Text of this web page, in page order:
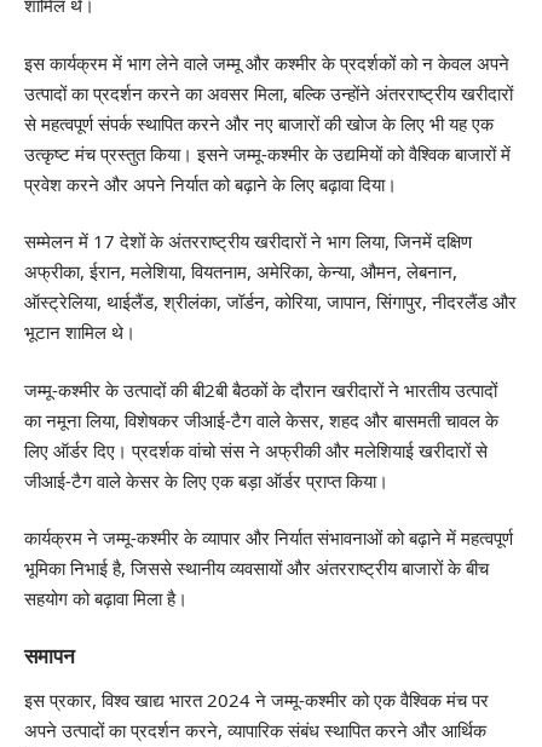
शामिल थे।
इस कार्यक्रम में भाग लेने वाले जम्मू और कश्मीर के प्रदर्शकों को न केवल अपने
उत्पादों का प्रदर्शन करने का अवसर मिला, बल्कि उन्होंने अंतरराष्ट्रीय खरीदारों
से महत्वपूर्ण संपर्क स्थापित करने और नए बाजारों की खोज के लिए भी यह एक
उत्कृष्ट मंच प्रस्तुत किया। इसने जम्मू-कश्मीर के उद्यमियों को वैश्विक बाजारों में
प्रवेश करने और अपने निर्यात को बढ़ाने के लिए बढ़ावा दिया।
सम्मेलन में 17 देशों के अंतरराष्ट्रीय खरीदारों ने भाग लिया, जिनमें दक्षिण
अफ्रीका, ईरान, मलेशिया, वियतनाम, अमेरिका, केन्या, औमन, लेबनान,
ऑस्ट्रेलिया, थाईलैंड, श्रीलंका, जॉर्डन, कोरिया, जापान, सिंगापुर, नीदरलैंड और
भूटान शामिल थे।
जम्मू-कश्मीर के उत्पादों की बी2बी बैठकों के दौरान खरीदारों ने भारतीय उत्पादों
का नमूना लिया, विशेषकर जीआई-टैग वाले केसर, शहद और बासमती चावल के
लिए ऑर्डर दिए। प्रदर्शक वांचो संस ने अफ्रीकी और मलेशियाई खरीदारों से
जीआई-टैग वाले केसर के लिए एक बड़ा ऑर्डर प्राप्त किया।
कार्यक्रम ने जम्मू-कश्मीर के व्यापार और निर्यात संभावनाओं को बढ़ाने में महत्वपूर्ण
भूमिका निभाई है, जिससे स्थानीय व्यवसायों और अंतरराष्ट्रीय बाजारों के बीच
सहयोग को बढ़ावा मिला है।
समापन
इस प्रकार, विश्व खाद्य भारत 2024 ने जम्मू-कश्मीर को एक वैश्विक मंच पर
अपने उत्पादों का प्रदर्शन करने, व्यापारिक संबंध स्थापित करने और आर्थिक